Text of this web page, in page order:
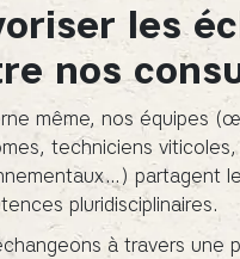
les
nos
même, nos équipes
techniciens
partagent
pluridisciplinaires.
à travers une